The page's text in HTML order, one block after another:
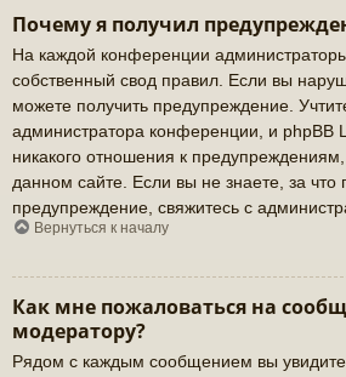
Почему я получил
На каждой конференции
собственный свод правил. Если вы
можете получить предупреждение.
администратора конференции, и phpBB
никакого отношения к
данном сайте. Если вы не знаете, за что
предупреждение, свяжитесь с
Вернуться к началу
Как мне пожаловаться на
модератору?
Рядом с каждым сообщением вы увидите